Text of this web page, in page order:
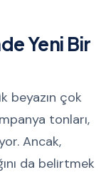
Yeni Bir
beyazın çok
tonları,
Ancak,
da belirtmek